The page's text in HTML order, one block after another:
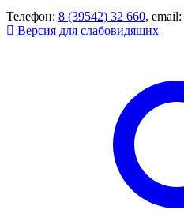
Телефон: 8 (39542) 32 660, email:
Версия для слабовидящих